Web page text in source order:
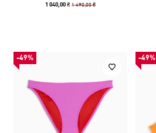
1 040,00 ₴1 490,00 ₴
-49% -49%